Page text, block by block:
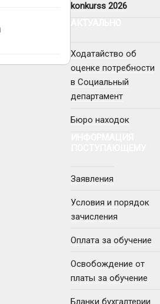
konkurss 2026
Ходатайство об
оценке потребности
в Социальный
департамент
Бюро находок
Заявления
Условия и порядок
зачисления
Оплата за обучение
Освобождение от
платы за обучение
Бланки бухгалтерии